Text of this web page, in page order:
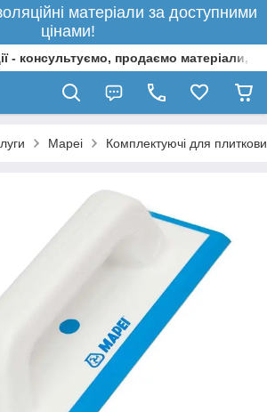
матеріали за доступними
цінами!
- консультуємо, продаємо матеріали,
Mapei Комплектуючі для